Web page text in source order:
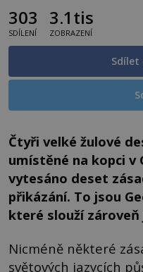
303
SDÍLENÍ
3.1tis
ZOBRAZENÍ
Sdílet
Čtyři velké žulové
umístěné na kopci v
vytesáno deset
přikázání. To jsou
které slouží
Nicméně některé
světových jazycích